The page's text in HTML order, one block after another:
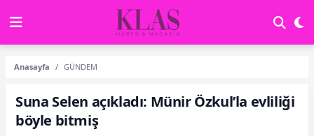
Anasayfa GÜNDEM
Suna Selen açıkladı: Münir Özkul’la evliliği
böyle bitmiş